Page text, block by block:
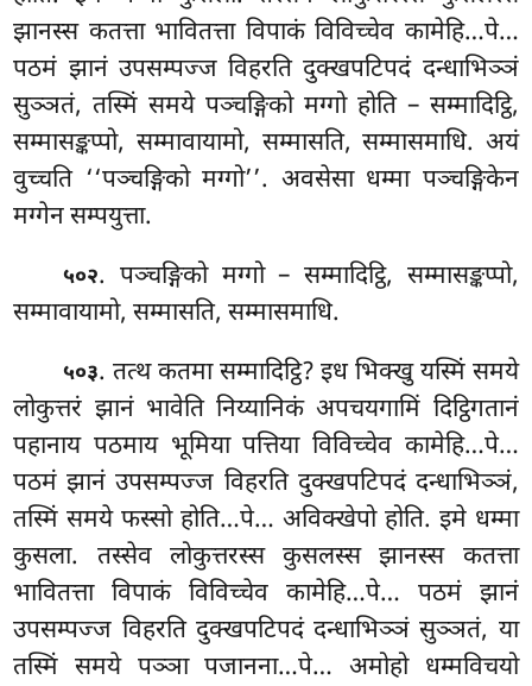
झानस्स कतत्ता भावितत्ता विपाकं विविच्चेव कामेहि…पे…
पठमं झानं उपसम्पज्ज विहरति दुक्खपटिपदं दन्धाभिञ्ञं
सुञ्ञतं, तस्मिं समये पञ्चङ्गिको मग्गो होति – सम्मादिट्ठि,
सम्मासङ्कप्पो, सम्मावायामो, सम्मासति, सम्मासमाधि. अयं
वुच्चति ‘‘पञ्चङ्गिको मग्गो’’. अवसेसा धम्मा पञ्चङ्गिकेन
मग्गेन सम्पयुत्ता.
५०२. पञ्चङ्गिको मग्गो – सम्मादिट्ठि, सम्मासङ्कप्पो,
सम्मावायामो, सम्मासति, सम्मासमाधि.
५०३. तत्थकतमा सम्मादिट्ठि? इध भिक्खु यस्मिं समये
लोकुत्तरं झानं भावेति निय्यानिकं अपचयगामिं दिट्ठिगतानं
पहानाय पठमाय भूमिया पत्तिया विविच्चेव कामेहि…पे…
पठमं झानं उपसम्पज्ज विहरति दुक्खपटिपदं दन्धाभिञ्ञं,
तस्मिं समये फस्सो होति…पे… अविक्खेपो होति. इमे धम्मा
कुसला. तस्सेव लोकुत्तरस्स कुसलस्स झानस्स कतत्ता
भावितत्ता विपाकं विविच्चेव कामेहि…पे… पठमं झानं
उपसम्पज्ज विहरति दुक्खपटिपदं दन्धाभिञ्ञं सुञ्ञतं, या
तस्मिं समये पञ्ञा पजानना…पे… अमोहो धम्मविचयो